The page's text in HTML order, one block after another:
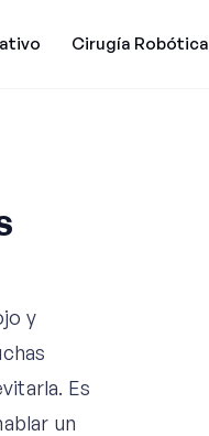
Cirugía Robótica
y
Es
un